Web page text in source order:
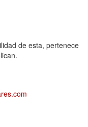
de esta, pertenece